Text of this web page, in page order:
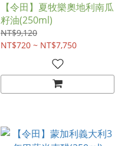
【令田】夏牧樂奧地利南瓜
籽油(250ml)
NT$9,120
NT$720 ~ NT$7,750